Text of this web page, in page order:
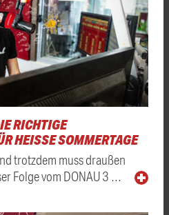
RICHTIGE
HEISSE SOMMERTAGE
trotzdem muss draußen
Folge vom DONAU 3 …